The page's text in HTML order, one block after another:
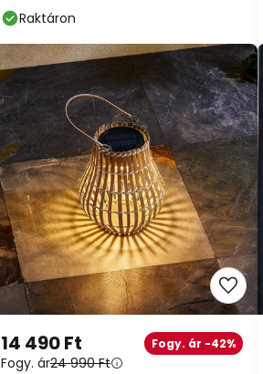
Raktáron
14 490 Ft Fogy. ár -42%
Fogy. ár24 990 Ft